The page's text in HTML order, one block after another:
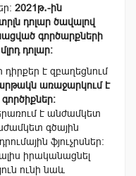
2021թ․-ին
դոլար ծավալով
գործարքների
դոլար։
է զբաղեցնում
առաջարկում է
է անժամկետ
գծային
ֆյուչրսներ։
իրականացնել
ունի նաև